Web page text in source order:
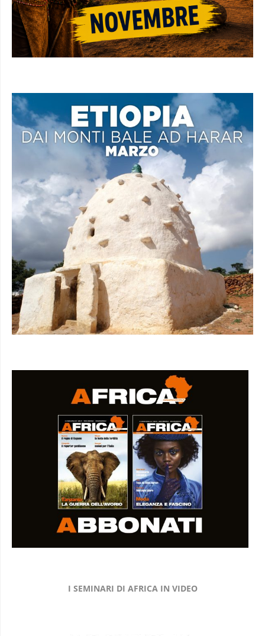
I SEMINARI DI AFRICA IN VIDEO